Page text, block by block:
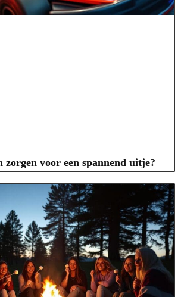
zorgen voor een spannend uitje?